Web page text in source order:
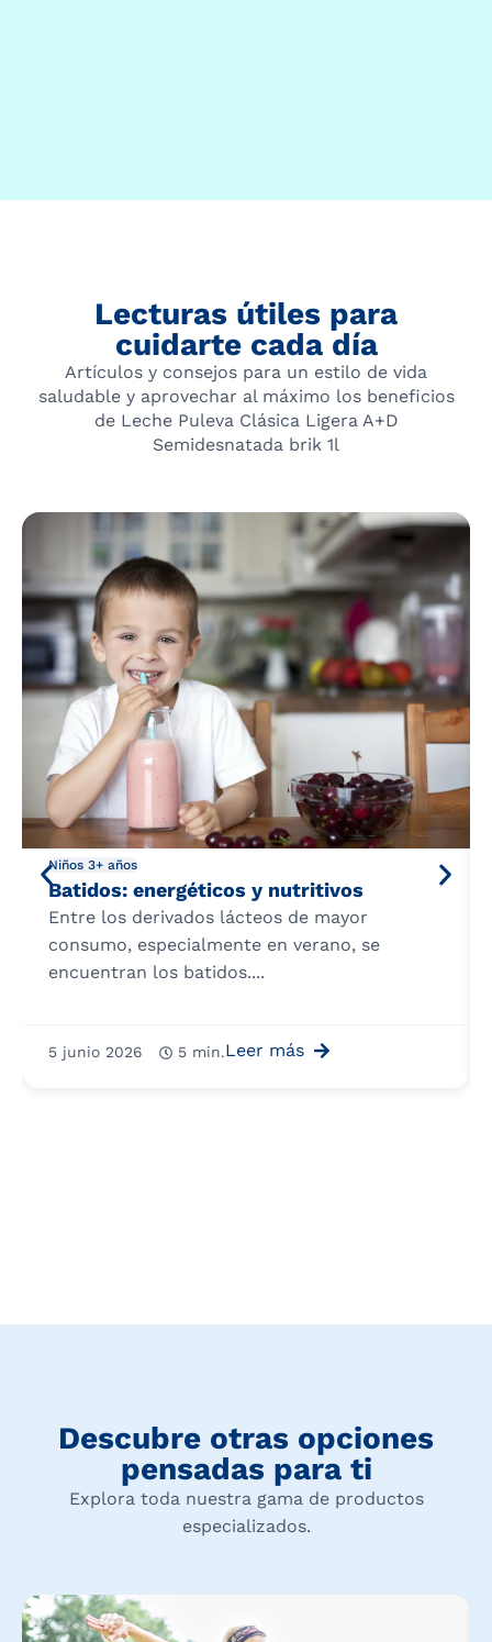
Lecturas útiles para
cuidarte cada día
Artículos y consejos para un estilo de vida
saludable y aprovechar al máximo los beneficios
de Leche Puleva Clásica Ligera A+D
Semidesnatada brik 1l
Niños 3+ años
Batidos: energéticos y nutritivos
Entre los derivados lácteos de mayor
consumo, especialmente en verano, se
encuentran los batidos....
5 junio 2026 5 min.Leer más
Descubre otras opciones
pensadas para ti
Explora toda nuestra gama de productos
especializados.